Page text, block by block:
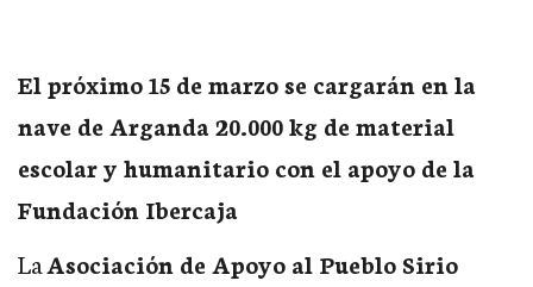
El próximo 15 de marzo se cargarán en la
nave de Arganda 20.000 kg de material
escolar y humanitario con el apoyo de la
Fundación Ibercaja
LaAsociación de Apoyo al Pueblo Sirio